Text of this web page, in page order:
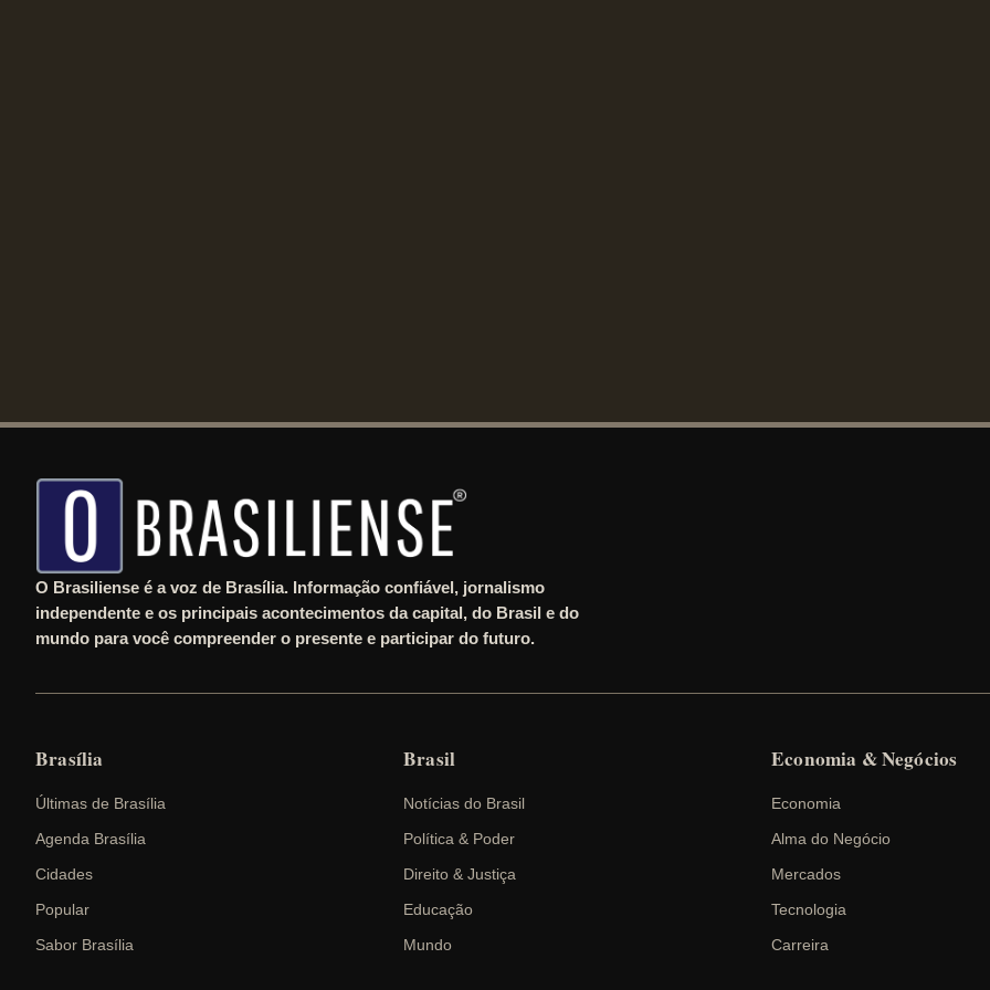
O Brasiliense é a voz de Brasília. Informação confiável, jornalismo
independente e os principais acontecimentos da capital, do Brasil e do
mundo para você compreender o presente e participar do futuro.
Brasília
Últimas de Brasília
Agenda Brasília
Cidades
Popular
Sabor Brasília
Brasil
Notícias do Brasil
Política & Poder
Direito & Justiça
Educação
Mundo
Economia & Negócios
Economia
Alma do Negócio
Mercados
Tecnologia
Carreira